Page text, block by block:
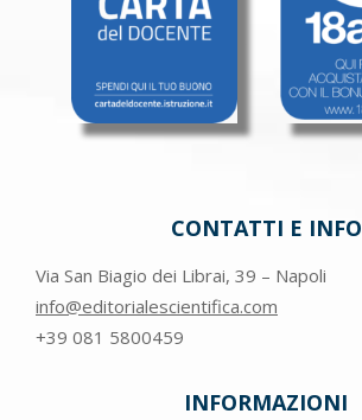
CONTATTI E INFO
Via San Biagio dei Librai, 39 – Napoli
info@editorialescientifica.com
+39 081 5800459
INFORMAZIONI